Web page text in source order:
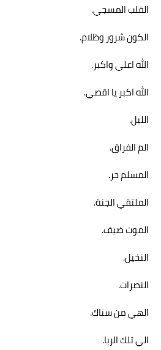
القلب المسجي.
الكون شرور وظلام.
الله اعلي واكبر.
الله اكبر يا اقصي.
الليل.
الم الفراق.
المسلم حر.
الملتقي الجنة.
الموت ضيف.
النخيل.
النصرات.
الهي من سناك.
الي تلك الربا.